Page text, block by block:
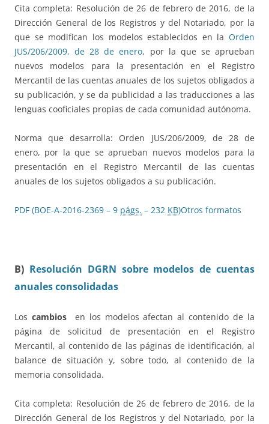
Cita completa: Resolución de 26 de febrero de 2016, de la
Dirección General de los Registros y del Notariado, por la
que se modifican los modelos establecidos en la Orden
JUS/206/2009, de 28 de enero, por la que se aprueban
nuevos modelos para la presentación en el Registro
Mercantil de las cuentas anuales de los sujetos obligados a
su publicación, y se da publicidad a las traducciones a las
lenguas cooficiales propias de cada comunidad autónoma.
Norma que desarrolla: Orden JUS/206/2009, de 28 de
enero, por la que se aprueban nuevos modelos para la
presentación en el Registro Mercantil de las cuentas
anuales de los sujetos obligados a su publicación.
PDF (BOE-A-2016-2369 – 9 págs. – 232 KB)Otros formatos
B) Resolución DGRN sobre modelos de cuentas
anuales consolidadas
Los cambiosen los modelos afectan al contenido de la
página de solicitud de presentación en el Registro
Mercantil, al contenido de las páginas de identificación, al
balance de situación y, sobre todo, al contenido de la
memoria consolidada.
Cita completa: Resolución de 26 de febrero de 2016, de la
Dirección General de los Registros y del Notariado, por la